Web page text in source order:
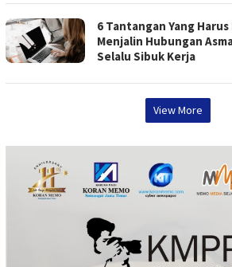
6 Tantangan Yang
Menjalin Hubungan
Selalu Sibuk Kerja
View More